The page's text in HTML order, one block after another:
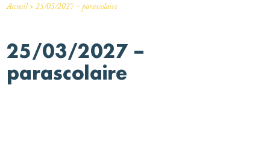
Accueil>25/03/2027 – parascolaire
25/03/2027 –
parascolaire